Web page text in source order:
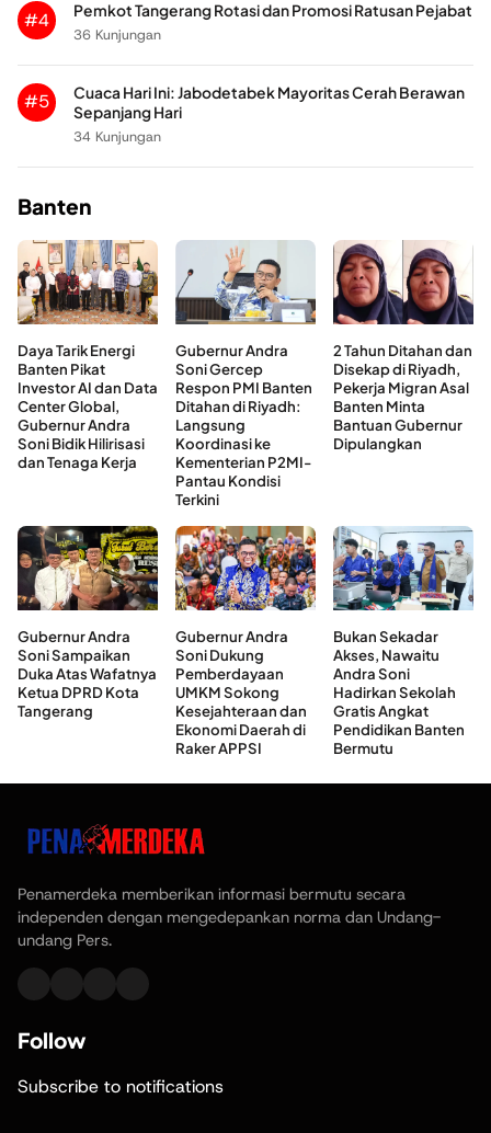
#4
Pemkot Tangerang Rotasi dan Promosi Ratusan Pejabat
36 Kunjungan
#5
Cuaca Hari Ini: Jabodetabek Mayoritas Cerah Berawan
Sepanjang Hari
34 Kunjungan
Banten
Daya Tarik Energi
Banten Pikat
Investor AI dan Data
Center Global,
Gubernur Andra
Soni Bidik Hilirisasi
dan Tenaga Kerja
Gubernur Andra
Soni Gercep
Respon PMI Banten
Ditahan di Riyadh:
Langsung
Koordinasi ke
Kementerian P2MI-
Pantau Kondisi
Terkini
2 Tahun Ditahan dan
Disekap di Riyadh,
Pekerja Migran Asal
Banten Minta
Bantuan Gubernur
Dipulangkan
Gubernur Andra
Soni Sampaikan
Duka Atas Wafatnya
Ketua DPRD Kota
Tangerang
Gubernur Andra
Soni Dukung
Pemberdayaan
UMKM Sokong
Kesejahteraan dan
Ekonomi Daerah di
Raker APPSI
Bukan Sekadar
Akses, Nawaitu
Andra Soni
Hadirkan Sekolah
Gratis Angkat
Pendidikan Banten
Bermutu
Penamerdeka memberikan informasi bermutu secara
independen dengan mengedepankan norma dan Undang-
undang Pers.
Follow
Subscribe to notifications